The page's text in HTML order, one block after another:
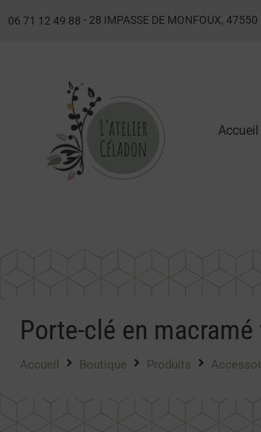
06 71 12 49 88 - 28 IMPASSE DE MONFOUX, 47550
Accueil
Porte-clé en macramé
Accueil Boutique Produits